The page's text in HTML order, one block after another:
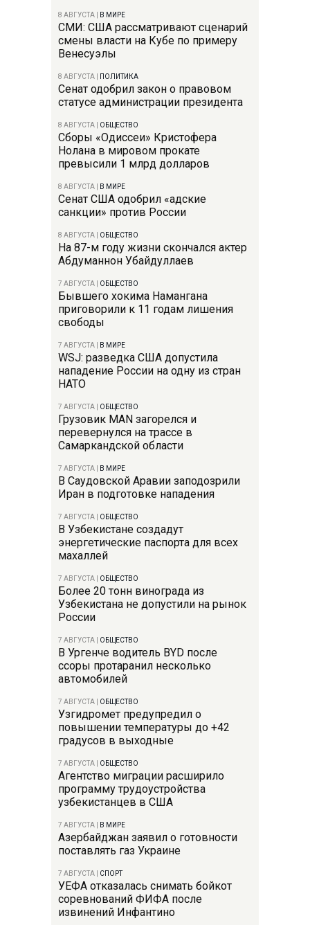
8 АВГУСТА В МИРЕ
СМИ: США рассматривают сценарий
смены власти на Кубе по примеру
Венесуэлы
8 АВГУСТА ПОЛИТИКА
Сенат одобрил закон о правовом
статусе администрации президента
8 АВГУСТА ОБЩЕСТВО
Сборы «Одиссеи» Кристофера
Нолана в мировом прокате
превысили 1 млрд долларов
8 АВГУСТА В МИРЕ
Сенат США одобрил «адские
санкции» против России
8 АВГУСТА ОБЩЕСТВО
На 87-м году жизни скончался актер
Абдуманнон Убайдуллаев
7 АВГУСТА ОБЩЕСТВО
Бывшего хокима Намангана
приговорили к 11 годам лишения
свободы
7 АВГУСТА В МИРЕ
WSJ: разведка США допустила
нападение России на одну из стран
НАТО
7 АВГУСТА ОБЩЕСТВО
Грузовик MAN загорелся и
перевернулся на трассе в
Самаркандской области
7 АВГУСТА В МИРЕ
В Саудовской Аравии заподозрили
Иран в подготовке нападения
7 АВГУСТА ОБЩЕСТВО
В Узбекистане создадут
энергетические паспорта для всех
махаллей
7 АВГУСТА ОБЩЕСТВО
Более 20 тонн винограда из
Узбекистана не допустили на рынок
России
7 АВГУСТА ОБЩЕСТВО
В Ургенче водитель BYD после
ссоры протаранил несколько
автомобилей
7 АВГУСТА ОБЩЕСТВО
Узгидромет предупредил о
повышении температуры до +42
градусов в выходные
7 АВГУСТА ОБЩЕСТВО
Агентство миграции расширило
программу трудоустройства
узбекистанцев в США
7 АВГУСТА В МИРЕ
Азербайджан заявил о готовности
поставлять газ Украине
7 АВГУСТА СПОРТ
УЕФА отказалась снимать бойкот
соревнований ФИФА после
извинений Инфантино